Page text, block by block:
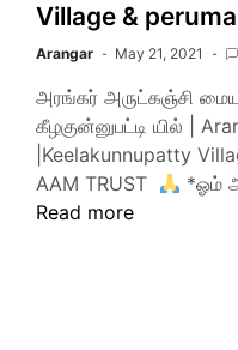
Village &
Arangar May 21, 2021
அரங்கர் அருட்கஞ்சி
கீழகுன்னுபட்டி யில் |
|Keelakunnupatty
AAM TRUST
*ஓம்
Read more